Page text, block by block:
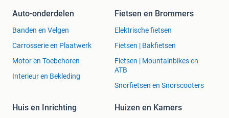
Auto-onderdelen
Banden en Velgen
Carrosserie en Plaatwerk
Motor en Toebehoren
Interieur en Bekleding
Fietsen en Brommers
Elektrische fietsen
Fietsen | Bakfietsen
Fietsen | Mountainbikes en
ATB
Snorfietsen en Snorscooters
Huis en Inrichting Huizen en Kamers